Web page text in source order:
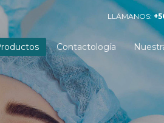
LLÁMANOS:
Contactología